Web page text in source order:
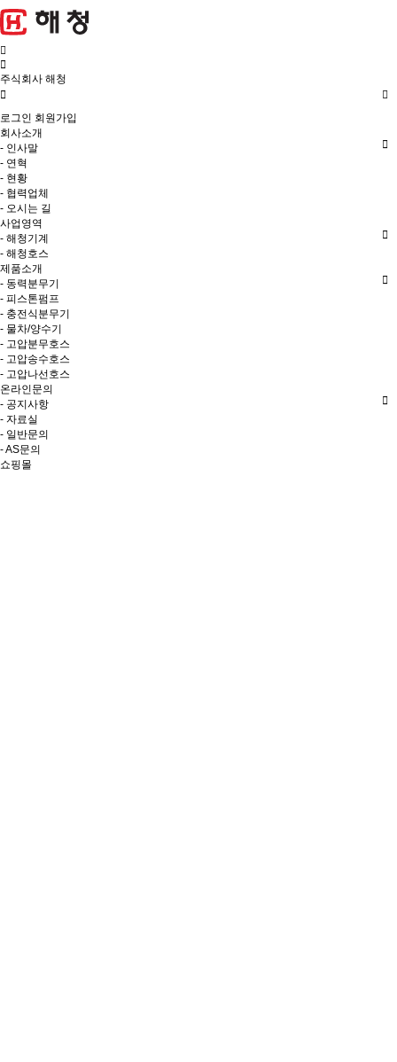
주식회사 해청
로그인 회원가입
회사소개
- 인사말
- 연혁
- 현황
- 협력업체
- 오시는 길
사업영역
- 해청기계
- 해청호스
제품소개
- 동력분무기
- 피스톤펌프
- 충전식분무기
- 물차/양수기
- 고압분무호스
- 고압송수호스
- 고압나선호스
온라인문의
- 공지사항
- 자료실
- 일반문의
- AS문의
쇼핑몰